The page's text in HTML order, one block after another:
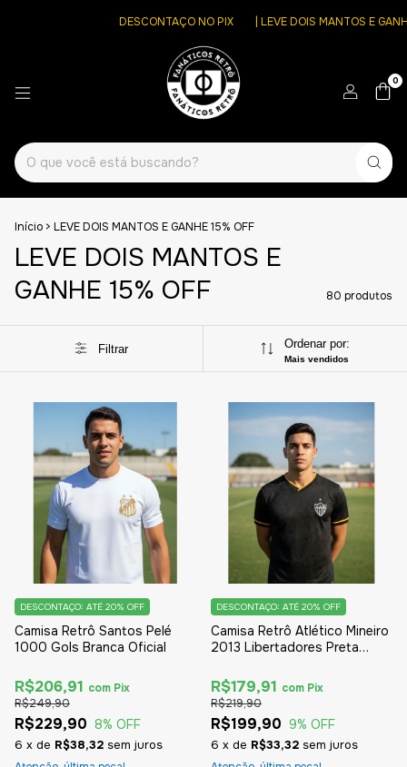
DESCONTAÇO NO PIX | LEVE DOIS MANTOS E GANHE 15% OFF
0
Início > LEVE DOIS MANTOS E GANHE 15% OFF
LEVE DOIS MANTOS E
GANHE 15% OFF
80 produtos
Filtrar Ordenar por:
Mais vendidos
Camisa Retrô Santos Pelé
1000 Gols Branca Oficial
R$229,90
R$249,90
8% OFF
6 x de R$38,32 sem juros
DESCONTAÇO: ATÉ 20% OFF
R$206,91 com Pix
Camisa Retrô Atlético Mineiro
2013 Libertadores Preta
R$199,90
R$219,90
9% OFF
6 x de R$33,32 sem juros
DESCONTAÇO: ATÉ 20% OFF
R$179,91 com Pix